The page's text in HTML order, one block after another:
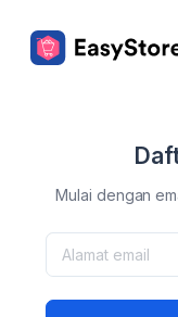
Mulai dengan